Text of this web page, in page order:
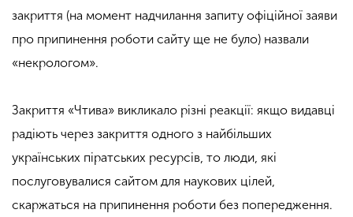
закриття (на момент надчилання запиту офіційної заяви
про припинення роботи сайту ще не було) назвали
«некрологом».
Закриття «Чтива» викликало різні реакції: якщо видавці
радіють через закриття одного з найбільших
українських піратських ресурсів, то люди, які
послуговувалися сайтом для наукових цілей,
скаржаться на припинення роботи без попередження.